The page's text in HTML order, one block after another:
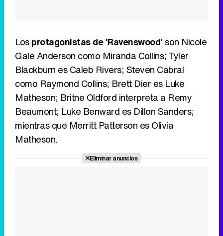
Losprotagonistas de 'Ravenswood' son Nicole
Gale Anderson como Miranda Collins; Tyler
Blackburn es Caleb Rivers; Steven Cabral
como Raymond Collins; Brett Dier es Luke
Matheson; Britne Oldford interpreta a Remy
Beaumont; Luke Benward es Dillon Sanders;
mientras que Merritt Patterson es Olivia
Matheson.
Eliminar anuncios